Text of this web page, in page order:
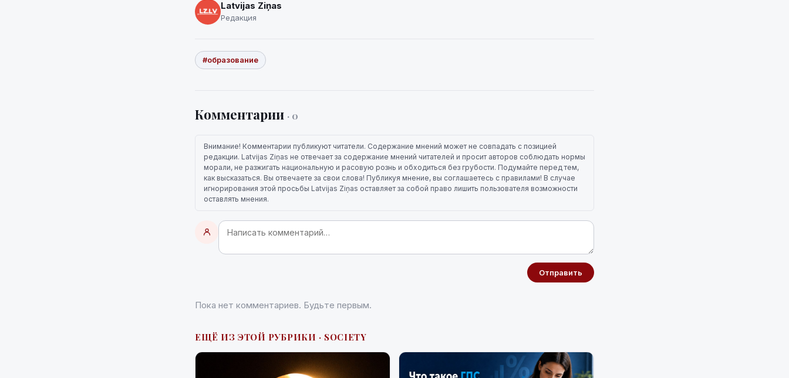
Latvijas Ziņas
Редакция
#образование
Комментарии · 0
Внимание! Комментарии публикуют читатели. Содержание мнений может не совпадать с позицией
редакции. Latvijas Ziņas не отвечает за содержание мнений читателей и просит авторов соблюдать нормы
морали, не разжигать национальную и расовую рознь и обходиться без грубости. Подумайте перед тем,
как высказаться. Вы отвечаете за свои слова! Публикуя мнение, вы соглашаетесь с правилами! В случае
игнорирования этой просьбы Latvijas Ziņas оставляет за собой право лишить пользователя возможности
оставлять мнения.
Отправить
Пока нет комментариев. Будьте первым.
ЕЩЁ ИЗ ЭТОЙ РУБРИКИ · SOCIETY